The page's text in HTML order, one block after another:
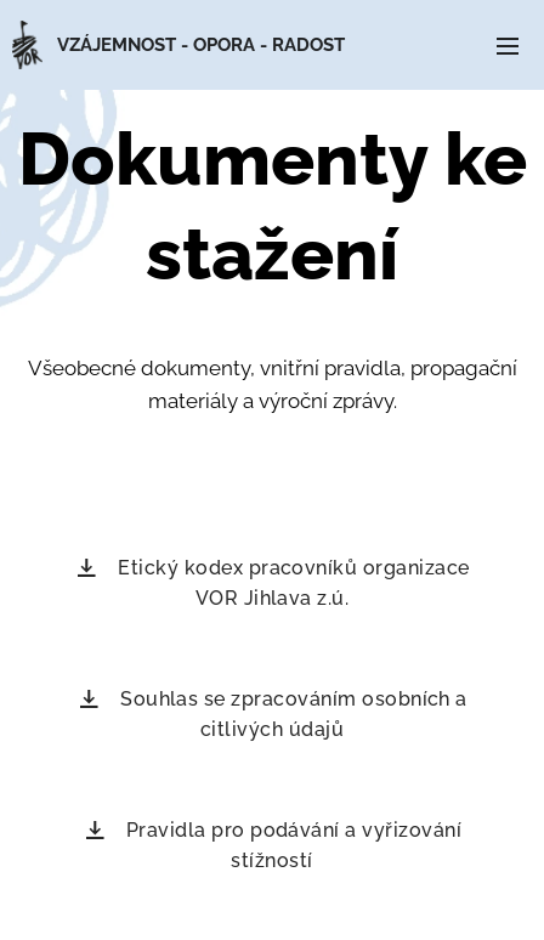
VZÁJEMNOST - OPORA - RADOST
Dokumenty ke
stažení
Všeobecné dokumenty, vnitřní pravidla, propagační
materiály a výroční zprávy.
Etický kodex pracovníků organizace
VOR Jihlava z.ú.
Souhlas se zpracováním osobních a
citlivých údajů
Pravidla pro podávání a vyřizování
stížností